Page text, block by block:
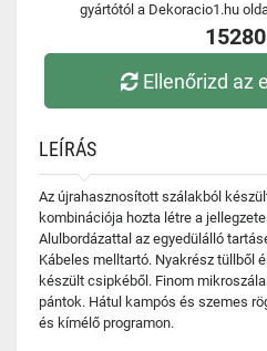
gyártótól a Dekoracio1.hu
Ellenőrizd az
LEÍRÁS
Az újrahasznosított szálakból
kombinációja hozta létre a
Alulbordázattal az egyedülálló
Kábeles melltartó. Nyakrész tüllből
készült csipkéből. Finom
pántok. Hátul kampós és szemes
és kímélő programon.